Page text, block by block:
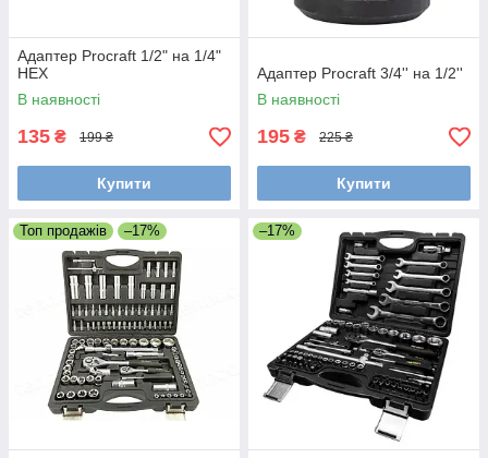
Адаптер Procraft 1/2" на 1/4"
HEX
В наявності
135 ₴ 199 ₴
Купити
Адаптер Procraft 3/4'' на 1/2''
В наявності
195 ₴ 225 ₴
Купити
Топ продажів –17% –17%